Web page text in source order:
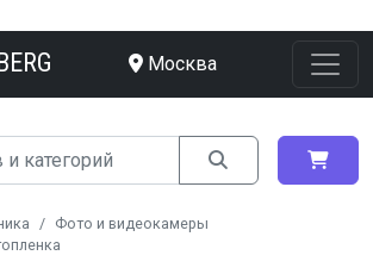
Москва
Фото и видеокамеры